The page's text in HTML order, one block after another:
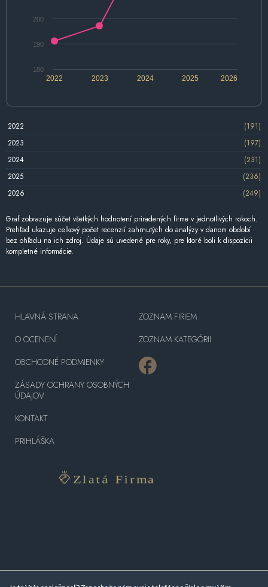
2022 2024 2026
2023 2025
180
190
200
2022
(191)
2023
(197)
2024
(231)
2025
(236)
2026
(249)
Graf zobrazuje súčet všetkých hodnotení priradených firme v jednotlivých rokoch.
Prehľad ukazuje celkový počet recenzií zahrnutých do analýzy v danom období
bez ohľadu na ich zdroj. Údaje sú uvedené pre roky, pre ktoré boli k dispozícii
kompletné informácie.
HLAVNÁ STRANA
O OCENENÍ
OBCHODNÉ PODMIENKY
ZÁSADY OCHRANY OSOBNÝCH
ÚDAJOV
KONTAKT
PRIHLÁŠKA
ZOZNAM FIRIEM
ZOZNAM KATEGÓRII